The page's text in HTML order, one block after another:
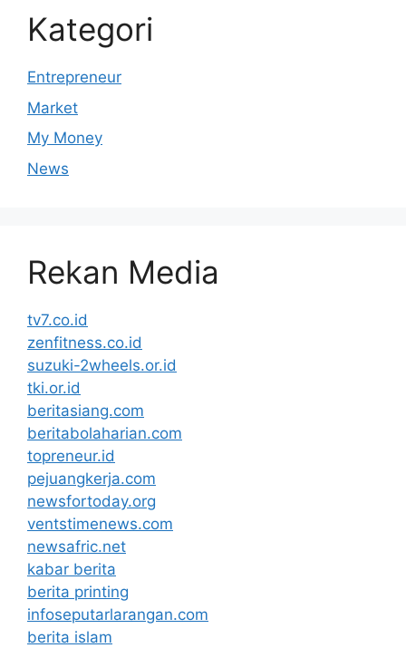
Kategori
Entrepreneur
Market
My Money
News
Rekan Media
tv7.co.id
zenfitness.co.id
suzuki-2wheels.or.id
tki.or.id
beritasiang.com
beritabolaharian.com
topreneur.id
pejuangkerja.com
newsfortoday.org
ventstimenews.com
newsafric.net
kabar berita
berita printing
infoseputarlarangan.com
berita islam